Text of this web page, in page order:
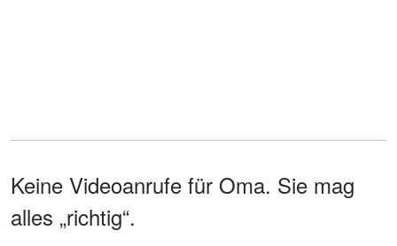
Keine Videoanrufe für Oma. Sie mag
alles „richtig“.